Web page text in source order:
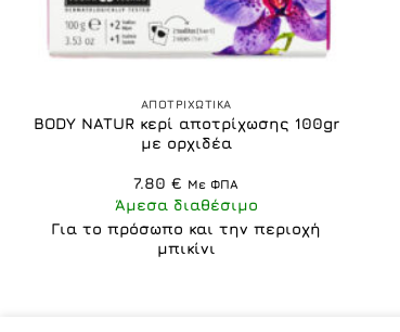
ΑΠΟΤΡΙΧΩΤΙΚΑ
BODY NATUR κερί αποτρίχωσης 100gr
με ορχιδέα
7.80€ Με ΦΠΑ
Άμεσα διαθέσιμο
Για το πρόσωπο και την περιοχή
μπικίνι